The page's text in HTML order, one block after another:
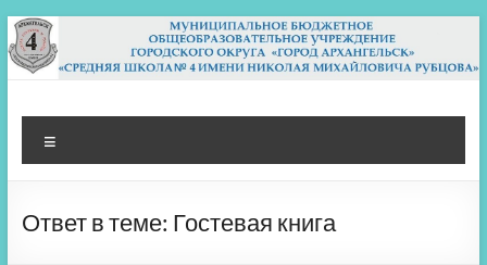
Перейти
к
содержимому
МБОУ СШ 4
Архангельск
Ответ в теме: Гостевая книга